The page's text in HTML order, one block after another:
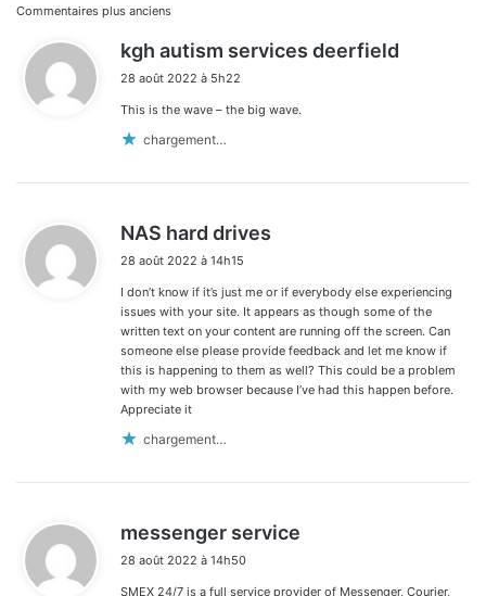
Navigation
dans
les
commentaires
Commentaires plus anciens
kgh autism services deerfield
28 août 2022 à 5h22
This is the wave – the big wave.
chargement…
NAS hard drives
:
28 août 2022 à 14h15
I don’t know if it’s just me or if everybody else experiencing
issues with your site. It appears as though some of the
written text on your content are running off the screen. Can
someone else please provide feedback and let me know if
this is happening to them as well? This could be a problem
with my web browser because I’ve had this happen before.
Appreciate it
chargement…
messenger service
28 août 2022 à 14h50
SMEX 24/7 is a full service provider of Messenger, Courier,